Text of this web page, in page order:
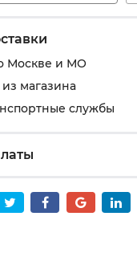
Москве и МО
магазина
службы